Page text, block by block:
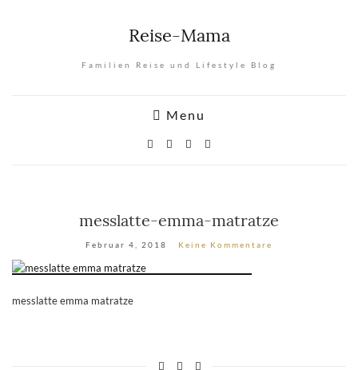
Reise-Mama
Familien Reise und Lifestyle Blog
Menu
messlatte-emma-matratze
Februar 4, 2018 Keine Kommentare
messlatte emma matratze